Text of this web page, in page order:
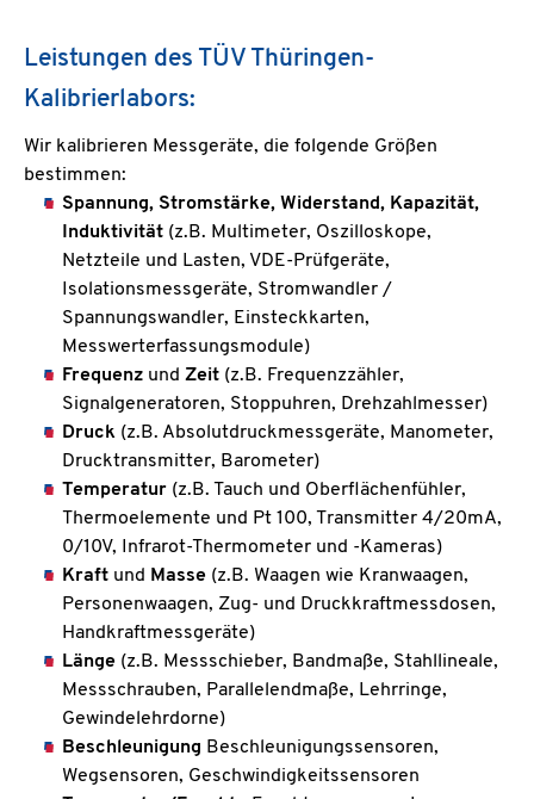
Leistungen des TÜV Thüringen-
Kalibrierlabors:
Wir kalibrieren Messgeräte, die folgende Größen
bestimmen:
Spannung, Stromstärke, Widerstand, Kapazität,
Induktivität (z.B. Multimeter, Oszilloskope,
Netzteile und Lasten, VDE-Prüfgeräte,
Isolationsmessgeräte, Stromwandler /
Spannungswandler, Einsteckkarten,
Messwerterfassungsmodule)
Frequenz und Zeit (z.B. Frequenzzähler,
Signalgeneratoren, Stoppuhren, Drehzahlmesser)
Druck (z.B. Absolutdruckmessgeräte, Manometer,
Drucktransmitter, Barometer)
Temperatur (z.B. Tauch und Oberflächenfühler,
Thermoelemente und Pt 100, Transmitter 4/20mA,
0/10V, Infrarot-Thermometer und -Kameras)
Kraft und Masse (z.B. Waagen wie Kranwaagen,
Personenwaagen, Zug- und Druckkraftmessdosen,
Handkraftmessgeräte)
Länge (z.B. Messschieber, Bandmaße, Stahllineale,
Messschrauben, Parallelendmaße, Lehrringe,
Gewindelehrdorne)
Beschleunigung Beschleunigungssensoren,
Wegsensoren, Geschwindigkeitssensoren